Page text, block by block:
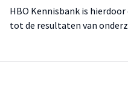
HBO Kennisbank is
tot de resultaten van